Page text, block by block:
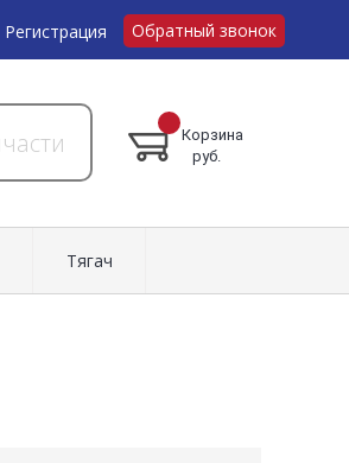
Регистрация Обратный звонок
Корзина
руб.
Тягач